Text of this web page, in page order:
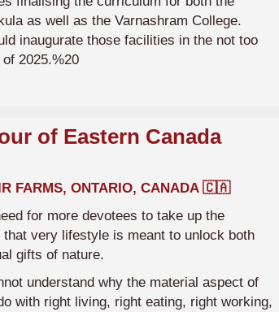
as well as the Varnashram College.
inaugurate those facilities in the not too
2025.%20
of Eastern Canada
FARMS, ONTARIO, CANADA 🇨🇦
for more devotees to take up the
very lifestyle is meant to unlock both
gifts of nature.
understand why the material aspect of
with right living, right eating, right working,